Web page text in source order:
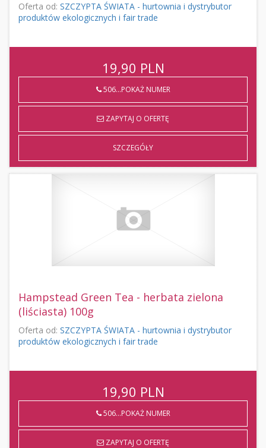
Oferta od: SZCZYPTA ŚWIATA - hurtownia i dystrybutor
produktów ekologicznych i fair trade
19,90 PLN
506...POKAŻ NUMER
ZAPYTAJ O OFERTĘ
SZCZEGÓŁY
Hampstead Green Tea - herbata zielona
(liściasta) 100g
Oferta od: SZCZYPTA ŚWIATA - hurtownia i dystrybutor
produktów ekologicznych i fair trade
19,90 PLN
506...POKAŻ NUMER
ZAPYTAJ O OFERTĘ